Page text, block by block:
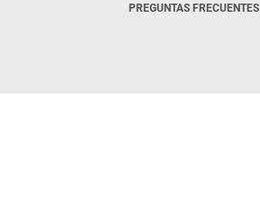
PREGUNTAS FRECUENTES